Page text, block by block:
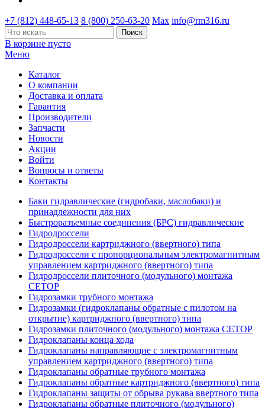
+7 (812) 448-65-13 8 (800) 250-63-20 Max info@rm316.ru
В корзине пусто
Меню
Каталог
О компании
Доставка и оплата
Гарантия
Производители
Запчасти
Новости
Акции
Войти
Вопросы и ответы
Контакты
Баки гидравлические (гидробаки, маслобаки) и
принадлежности для них
Быстроразъемные соединения (БРС) гидравлические
Гидродроссели
Гидродроссели картриджного (ввертного) типа
Гидродроссели с пропорциональным электромагнитным
управлением картриджного (ввертного) типа
Гидродроссели плиточного (модульного) монтажа
CETOP
Гидрозамки трубного монтажа
Гидрозамки (гидроклапаны обратные с пилотом на
открытие) картриджного (ввертного) типа
Гидрозамки плиточного (модульного) монтажа CETOP
Гидроклапаны конца хода
Гидроклапаны направляющие с электромагнитным
управлением картриджного (ввертного) типа
Гидроклапаны обратные трубного монтажа
Гидроклапаны обратные картриджного (ввертного) типа
Гидроклапаны защиты от обрыва рукава ввертного типа
Гидроклапаны обратные плиточного (модульного)